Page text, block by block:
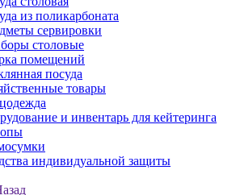
из поликарбоната
сервировки
столовые
помещений
посуда
товары
и инвентарь для кейтеринга
индивидуальной защиты